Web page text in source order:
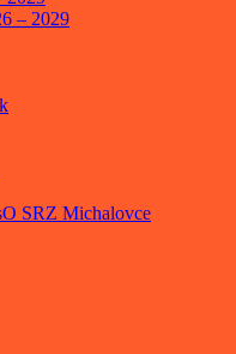
– 2029
SRZ Michalovce